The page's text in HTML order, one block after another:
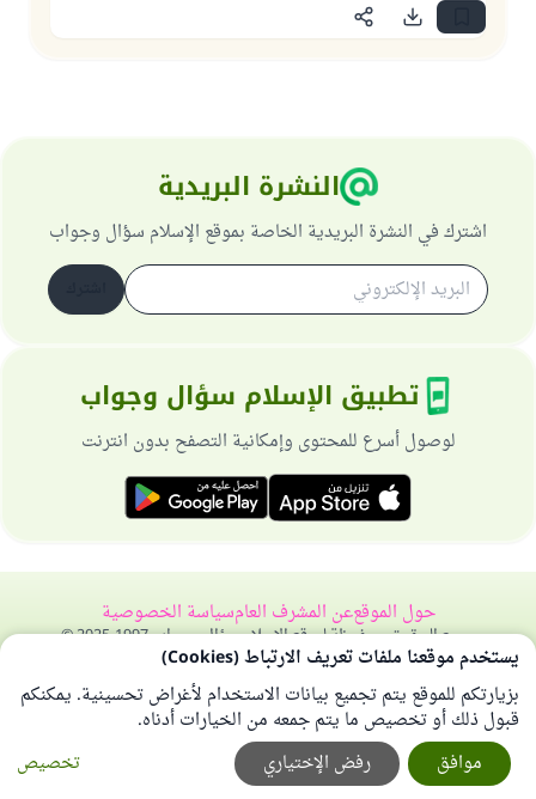
النشرة البريدية
اشترك في النشرة البريدية الخاصة بموقع الإسلام سؤال وجواب
تطبيق الإسلام سؤال وجواب
لوصول أسرع للمحتوى وإمكانية التصفح بدون انترنت
حول الموقععن المشرف العامسياسة الخصوصية
جميع الحقوق محفوظة لموقع الإسلام سؤال وجواب 1997-2025 ©
يستخدم موقعنا ملفات تعريف الارتباط (Cookies)
بزيارتكم للموقع يتم تجميع بيانات الاستخدام لأغراض تحسينية. يمكنكم
قبول ذلك أو تخصيص ما يتم جمعه من الخيارات أدناه.
تخصيص
رفض الإختياري موافق